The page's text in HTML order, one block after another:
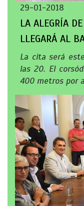
29-01-2018
LA ALEGRÍA
LLEGARÁ AL
La cita será
las 20. El
400 metros por